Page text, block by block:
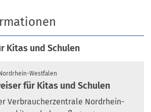
Kitas und Schulen
Westfalen
für Kitas und Schulen
Verbraucherzentrale Nordrhein-